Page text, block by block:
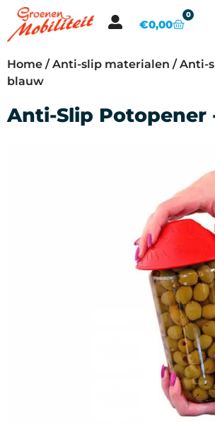
€0,00
0
Home /Anti-slip materialen / Anti-
blauw
Anti-Slip Potopener